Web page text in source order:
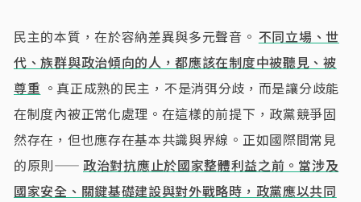
民主的本質，在於容納差異與多元聲音。 不同立場、世
代、族群與政治傾向的人，都應該在制度中被聽見、被
尊重 。真正成熟的民主，不是消弭分歧，而是讓分歧能
在制度內被正常化處理。在這樣的前提下，政黨競爭固
然存在，但也應存在基本共識與界線。正如國際間常見
的原則—— 政治對抗應止於國家整體利益之前。當涉及
國家安全、關鍵基礎建設與對外戰略時，政黨應以共同